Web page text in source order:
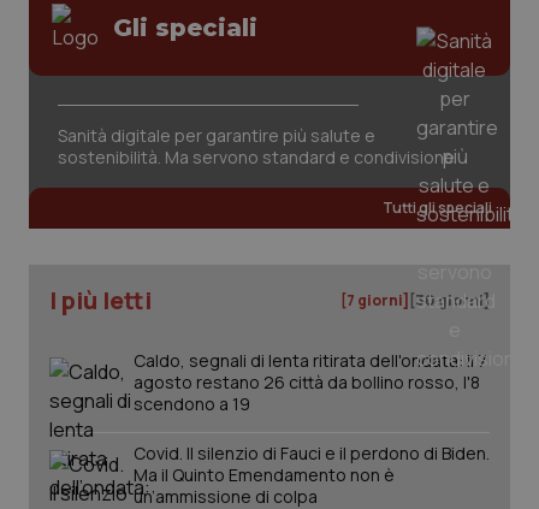
Gli speciali
Sanità digitale per garantire più salute e
sostenibilità. Ma servono standard e condivisione
Tutti gli speciali
I più letti [7 giorni] [30 giorni]
Caldo, segnali di lenta ritirata dell'ondata: il 7
agosto restano 26 città da bollino rosso, l'8
scendono a 19
Covid. Il silenzio di Fauci e il perdono di Biden.
Ma il Quinto Emendamento non è
un’ammissione di colpa
CookieScriptConsent
www.quotidianosanita.it
tracking-sites-ironfish-
session-id
www.quotidianosanita.it